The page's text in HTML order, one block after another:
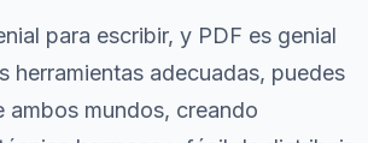
para escribir, y PDF es genial
herramientas adecuadas, puedes
ambos mundos, creando